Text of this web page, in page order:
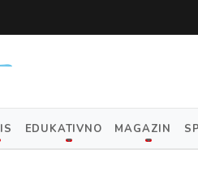
EDUKATIVNO MAGAZIN